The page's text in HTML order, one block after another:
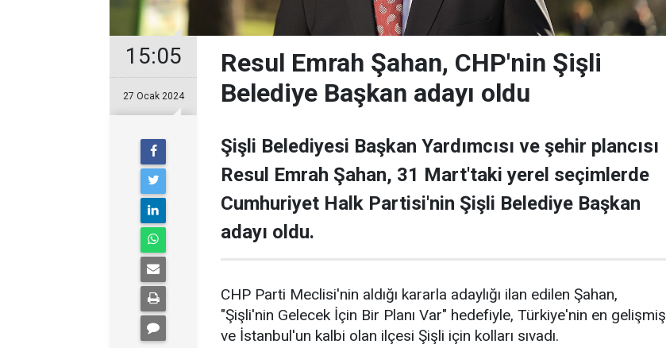
15:05
27 Ocak 2024
Resul Emrah Şahan, CHP'nin Şişli
Belediye Başkan adayı oldu
Şişli Belediyesi Başkan Yardımcısı ve şehir plancısı
Resul Emrah Şahan, 31 Mart'taki yerel seçimlerde
Cumhuriyet Halk Partisi'nin Şişli Belediye Başkan
adayı oldu.
CHP Parti Meclisi'nin aldığı kararla adaylığı ilan edilen Şahan,
"Şişli'nin Gelecek İçin Bir Planı Var" hedefiyle, Türkiye'nin en gelişmiş
ve İstanbul'un kalbi olan ilçesi Şişli için kolları sıvadı.